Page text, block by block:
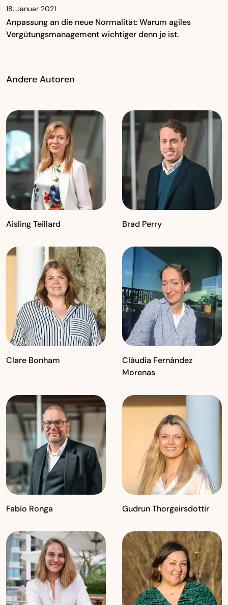
18. Januar 2021
Anpassung an die neue Normalität: Warum agiles
Vergütungsmanagement wichtiger denn je ist.
Andere Autoren
Aisling Teillard Brad Perry
Clare Bonham
Clàudia Fernández
Morenas
Fabio Ronga Gudrun Thorgeirsdottir